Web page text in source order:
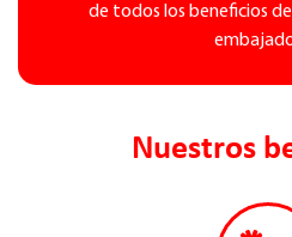
de todos los beneficios
Nuestros